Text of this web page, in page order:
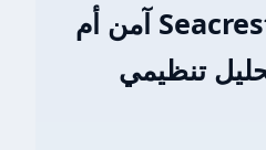
هل Seacrest Markets آمن أم
تنظيمي